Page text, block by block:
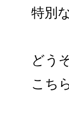
特別
どう
こち